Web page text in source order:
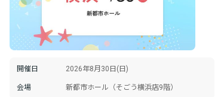
開催日 2026年8月30日(日)
会場 新都市ホール（そごう横浜店9階）